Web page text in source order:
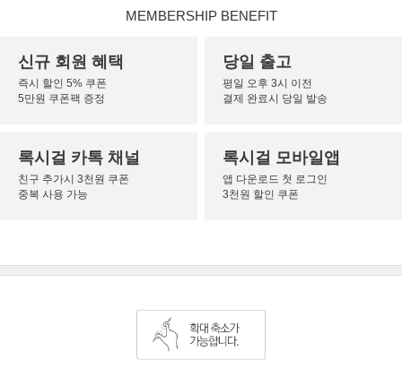
MEMBERSHIP BENEFIT
신규 회원 혜택
즉시 할인 5% 쿠폰
5만원 쿠폰팩 증정
당일 출고
평일 오후 3시 이전
결제 완료시 당일 발송
록시걸 카톡 채널
친구 추가시 3천원 쿠폰
중복 사용 가능
록시걸 모바일앱
앱 다운로드 첫 로그인
3천원 할인 쿠폰